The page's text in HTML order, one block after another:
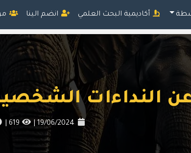
أكاديمية البحث العلمي انضم الينا
النداءات
19/06/2024